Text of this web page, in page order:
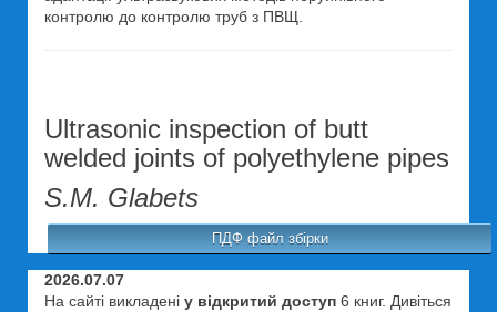
контролю до контролю труб з ПВЩ.
Ultrasonic inspection of butt
welded joints of polyethylene pipes
S.M. Glabets
ПДФ файл збірки
2026.07.07
На сайті викладені у відкритий доступ 6 книг. Дивіться